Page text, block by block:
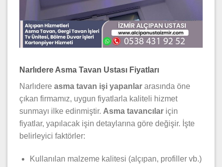
Narlıdere Asma Tavan Ustası Fiyatları
Narlıdere asma tavan işi yapanlar arasında öne
çıkan firmamız, uygun fiyatlarla kaliteli hizmet
sunmayı ilke edinmiştir. Asma tavancılar için
fiyatlar, yapılacak işin detaylarına göre değişir. İşte
belirleyici faktörler:
Kullanılan malzeme kalitesi (alçıpan, profiller vb.)